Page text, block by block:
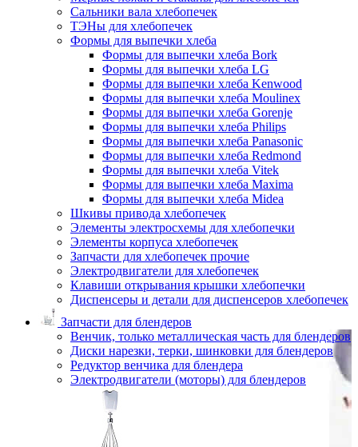
Сальники вала хлебопечек
ТЭНы для хлебопечек
Формы для выпечки хлеба
Формы для выпечки хлеба Bork
Формы для выпечки хлеба LG
Формы для выпечки хлеба Kenwood
Формы для выпечки хлеба Moulinex
Формы для выпечки хлеба Gorenje
Формы для выпечки хлеба Philips
Формы для выпечки хлеба Panasonic
Формы для выпечки хлеба Redmond
Формы для выпечки хлеба Vitek
Формы для выпечки хлеба Maxima
Формы для выпечки хлеба Midea
Шкивы привода хлебопечек
Элементы электросхемы для хлебопечки
Элементы корпуса хлебопечек
Запчасти для хлебопечек прочие
Электродвигатели для хлебопечек
Клавиши открывания крышки хлебопечки
Диспенсеры и детали для диспенсеров хлебопечек
Запчасти для блендеров
Венчик, только металлическая часть для блендеров
Диски нарезки, терки, шинковки для блендеров
Редуктор венчика для блендера
Электродвигатели (моторы) для блендеров